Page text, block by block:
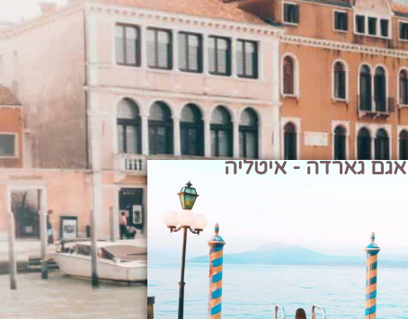
אגם גארדה - איטליה